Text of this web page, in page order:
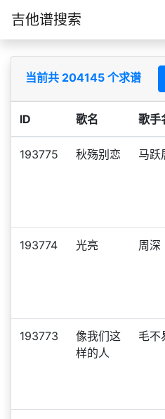
吉他谱搜索
当前共 204145 个求谱
ID 歌名 歌手
193775 秋殇别恋 马跃
193774 光亮 周深
193773
像我们这
样的人
毛不